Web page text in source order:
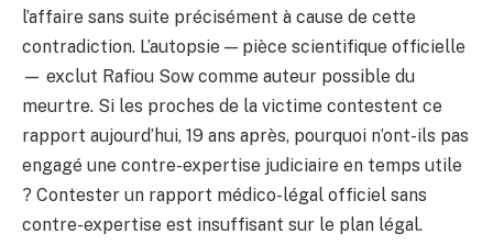
l’affaire sans suite précisément à cause de cette
contradiction. L’autopsie — pièce scientifique officielle
— exclut Rafiou Sow comme auteur possible du
meurtre. Si les proches de la victime contestent ce
rapport aujourd’hui, 19 ans après, pourquoi n’ont-ils pas
engagé une contre-expertise judiciaire en temps utile
? Contester un rapport médico-légal officiel sans
contre-expertise est insuffisant sur le plan légal.